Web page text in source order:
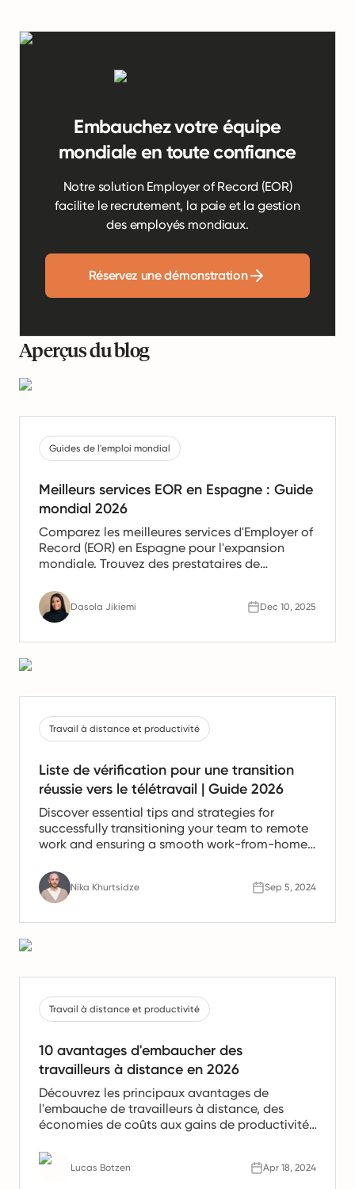
Embauchez votre équipe
mondiale en toute confiance
Notre solution Employer of Record (EOR)
facilite le recrutement, la paie et la gestion
des employés mondiaux.
Réservez une démonstration
Aperçus du blog
Guides de l'emploi mondial
Meilleurs services EOR en Espagne : Guide
mondial 2026
Comparez les meilleures services d'Employer of
Record (EOR) en Espagne pour l'expansion
mondiale. Trouvez des prestataires de
gestion des ressources humaines et de
conformité pour les équipes en Espagne.
Dasola Jikiemi Dec 10, 2025
Travail à distance et productivité
Liste de vérification pour une transition
réussie vers le télétravail | Guide 2026
Discover essential tips and strategies for
successfully transitioning your team to remote
work and ensuring a smooth work-from-home
Nika Khurtsidze Sep 5, 2024
Travail à distance et productivité
10 avantages d'embaucher des
travailleurs à distance en 2026
Découvrez les principaux avantages de
l'embauche de travailleurs à distance, des
économies de coûts aux gains de productivité.
l'avenir du travail.
Lucas Botzen Apr 18, 2024